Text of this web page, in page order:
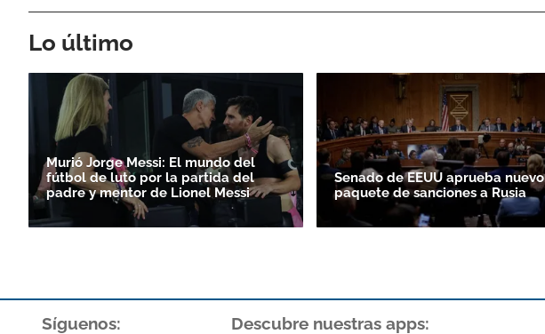
Lo último
Murió Jorge Messi: El mundo del
fútbol de luto por la partida del
padre y mentor de Lionel Messi
Senado de EEUU aprueba nuevo
paquete de sanciones a Rusia
Síguenos: Descubre nuestras apps: